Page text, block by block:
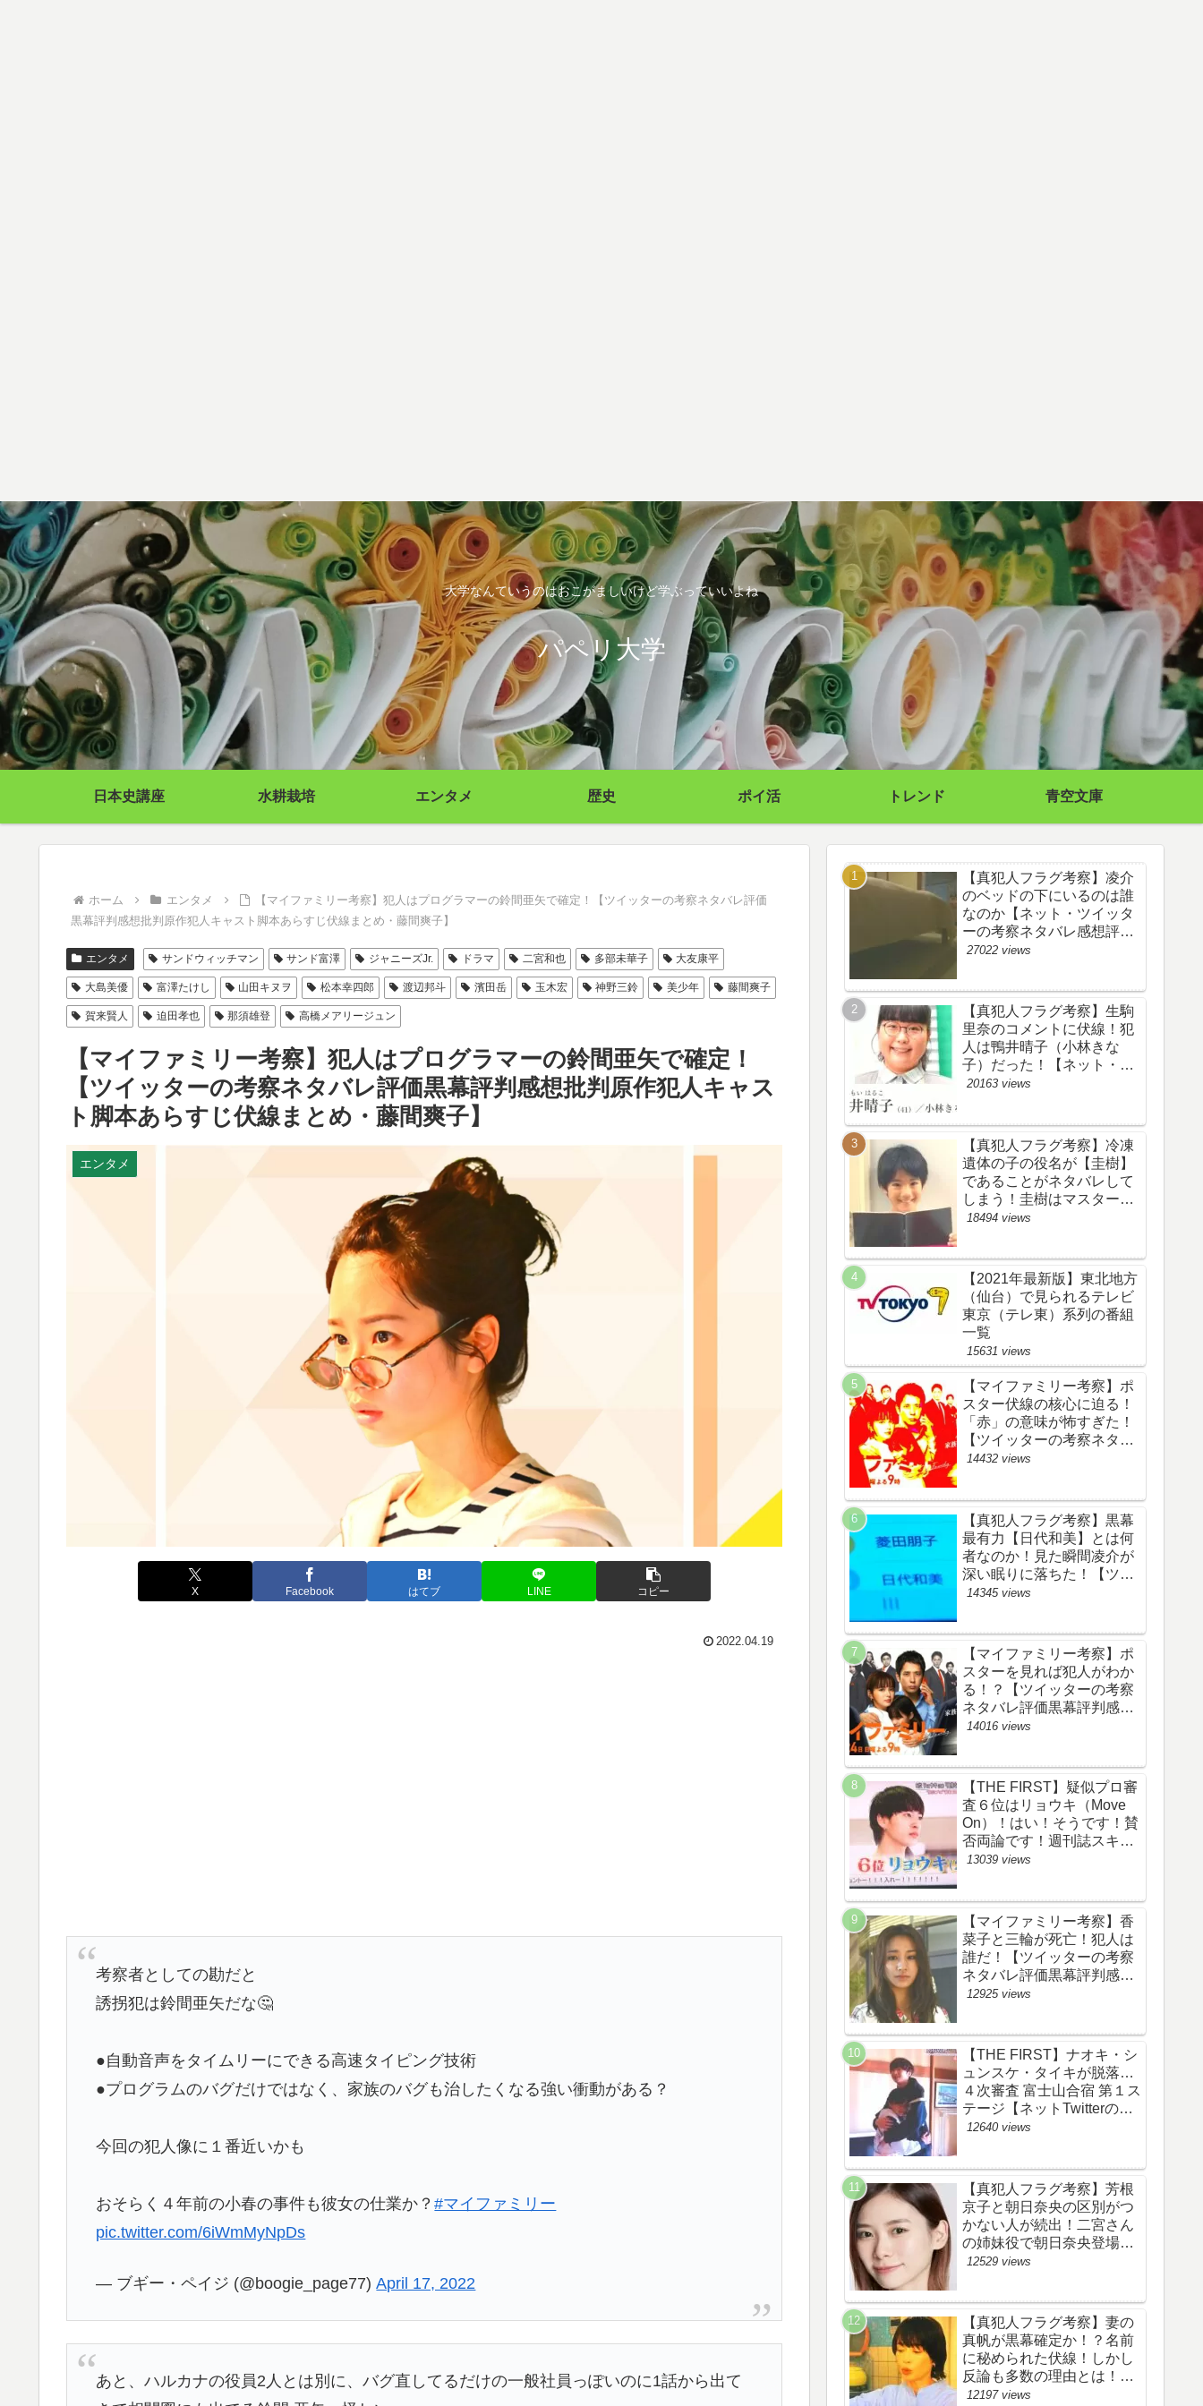
大学なんていうのはおこがましいけど学ぶっていいよね
パペリ大学
日本史講座 水耕栽培 エンタメ 歴史 ポイ活 トレンド 青空文庫
ホーム エンタメ
【マイファミリー考察】犯人はプログラマーの鈴間亜矢で確定！【ツイッターの考察ネタバレ評価
黒幕評判感想批判原作犯人キャスト脚本あらすじ伏線まとめ・藤間爽子】
エンタメ サンドウィッチマン サンド富澤 ジャニーズJr. ドラマ 二宮和也 多部未華子 大友康平
大島美優 富澤たけし 山田キヌヲ 松本幸四郎 渡辺邦斗 濱田岳 玉木宏 神野三鈴 美少年 藤間爽子
賀来賢人 迫田孝也 那須雄登 高橋メアリージュン
【マイファミリー考察】犯人はプログラマーの鈴間亜矢で確定！
【ツイッターの考察ネタバレ評価黒幕評判感想批判原作犯人キャス
ト脚本あらすじ伏線まとめ・藤間爽子】
エンタメ
X Facebook はてブ LINE コピー
2022.04.19
考察者としての勘だと
誘拐犯は鈴間亜矢だな🤔
●自動音声をタイムリーにできる高速タイピング技術
●プログラムのバグだけではなく、家族のバグも治したくなる強い衝動がある？
今回の犯人像に１番近いかも
おそらく４年前の小春の事件も彼女の仕業か？#マイファミリー
pic.twitter.com/6iWmMyNpDs
— ブギー・ペイジ (@boogie_page77)April 17, 2022
あと、ハルカナの役員2人とは別に、バグ直してるだけの一般社員っぽいのに1話から出て
【真犯人フラグ考察】凌介
のベッドの下にいるのは誰
なのか【ネット・ツイッタ
ーの考察ネタバレ感想評価
評判あらすじ原作犯人キャ
27022 views
【真犯人フラグ考察】生駒
里奈のコメントに伏線！犯
人は鴨井晴子（小林きな
子）だった！【ネット・ツ
イッターの考察ネタバレ感
め・鴨居晴子】
20163 views
【真犯人フラグ考察】冷凍
遺体の子の役名が【圭樹】
であることがネタバレして
しまう！圭樹はマスター日
野渉とバタコの子供か！
作犯人キャスト黒幕伏線ま
とめ】
18494 views
【2021年最新版】東北地方
（仙台）で見られるテレビ
東京（テレ東）系列の番組
一覧
15631 views
【マイファミリー考察】ポ
スター伏線の核心に迫る！
「赤」の意味が怖すぎた！
【ツイッターの考察ネタバ
レ評価黒幕評判感想批判原
14432 views
【真犯人フラグ考察】黒幕
最有力【日代和美】とは何
者なのか！見た瞬間凌介が
深い眠りに落ちた！【ツイ
ッターの考察ネタバレ感想
14345 views
【マイファミリー考察】ポ
スターを見れば犯人がわか
る！？【ツイッターの考察
ネタバレ評価黒幕評判感想
批判原作犯人キャスト脚本
14016 views
【THE FIRST】疑似プロ審
査６位はリョウキ（Move
On）！はい！そうです！賛
否両論です！週刊誌スキャ
ンダルの件も尾を引いてま
め・スッキリ・
BE:FIRST・ビーファース
ト】
13039 views
【マイファミリー考察】香
菜子と三輪が死亡！犯人は
誰だ！【ツイッターの考察
ネタバレ評価黒幕評判感想
批判原作犯人キャスト脚本
12925 views
【THE FIRST】ナオキ・シ
ュンスケ・タイキが脱落…
４次審査 富士山合宿 第１ス
テージ【ネットTwitterのネ
タバレ感想考察評価評判ま
ァースト】
12640 views
【真犯人フラグ考察】芳根
京子と朝日奈央の区別がつ
かない人が続出！二宮さん
の姉妹役で朝日奈央登場
か！【ネット・ツイッター
ト黒幕伏線まとめ】
12529 views
【真犯人フラグ考察】妻の
真帆が黒幕確定か！？名前
に秘められた伏線！しかし
反論も多数の理由とは！
【ネット・ツイッターの考
12197 views